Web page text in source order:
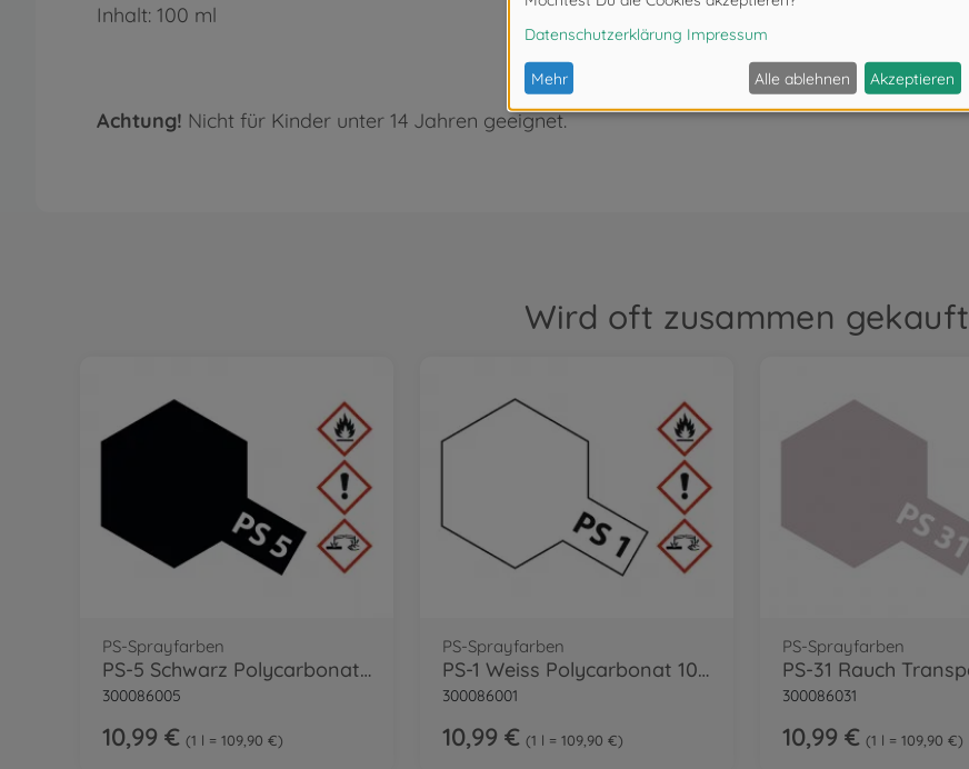
Inhalt: 100 ml
Achtung! Nicht für Kinder unter 14 Jahren geeignet.
Wird oft zusammen gekauft
PS-Sprayfarben
PS-5 Schwarz Polycarbonat 100ml
300086005
10,99 € 1 l = 109,90 €
PS-Sprayfarben
PS-1 Weiss Polycarbonat 100ml
300086001
10,99 € 1 l = 109,90 €
PS-Sprayfarben
300086031
10,99 € 1 l = 109,90 €